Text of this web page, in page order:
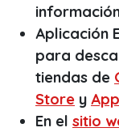
Aplicación
para
tiendas de
Store y
En el sitio